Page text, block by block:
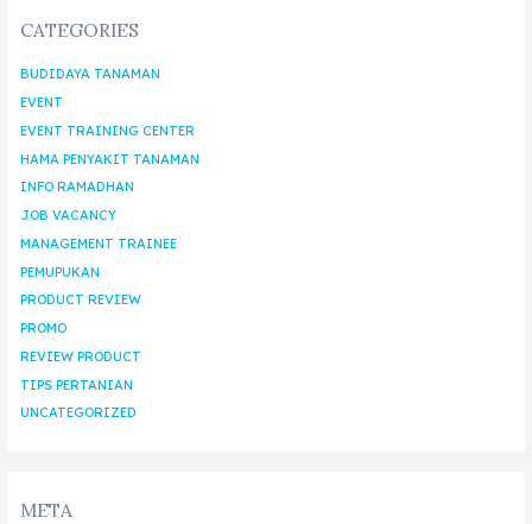
CATEGORIES
BUDIDAYA TANAMAN
EVENT
EVENT TRAINING CENTER
HAMA PENYAKIT TANAMAN
INFO RAMADHAN
JOB VACANCY
MANAGEMENT TRAINEE
PEMUPUKAN
PRODUCT REVIEW
PROMO
REVIEW PRODUCT
TIPS PERTANIAN
UNCATEGORIZED
META